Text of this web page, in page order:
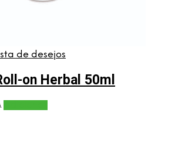
de desejos
on Herbal 50ml